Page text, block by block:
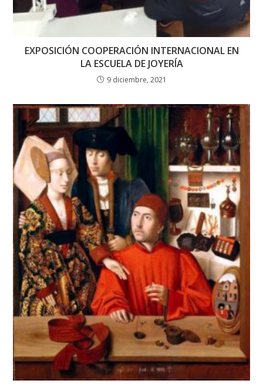
EXPOSICIÓN COOPERACIÓN INTERNACIONAL EN
LA ESCUELA DE JOYERÍA
9 diciembre, 2021